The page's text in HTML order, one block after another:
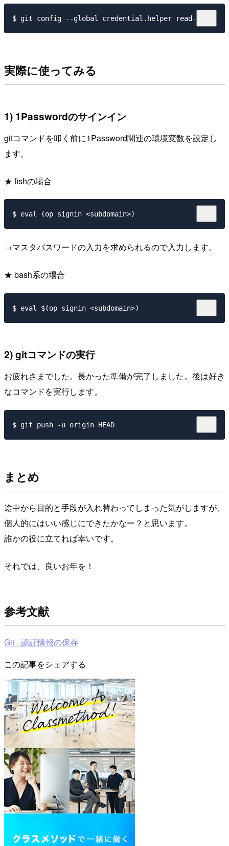
実際に使ってみる
1) 1Passwordのサインイン
gitコマンドを叩く前に1Password関連の環境変数を設定し
ます。
★ fishの場合
→マスタパスワードの入力を求められるので入力します。
★ bash系の場合
2) gitコマンドの実行
お疲れさまでした。長かった準備が完了しました。後は好き
なコマンドを実行します。
まとめ
途中から目的と手段が入れ替わってしまった気がしますが、
個人的にはいい感じにできたかなー？と思います。
誰かの役に立てれば幸いです。
それでは、良いお年を！
参考文献
Git - 認証情報の保存
この記事をシェアする